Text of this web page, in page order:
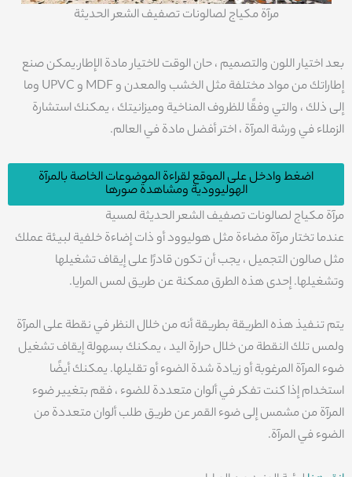
مرآة مكياج لصالونات تصفيف الشعر الحديثة
بعد اختيار اللون والتصميم ، حان الوقت لاختيار مادة الإطار.يمكن صنع
إطاراتك من مواد مختلفة مثل الخشب والمعدن و MDF و UPVC وما
إلى ذلك ، والتي وفقًا للظروف المناخية وميزانيتك ، يمكنك استشارة
الزملاء في ورشة المرآة ، اختر أفضل مادة في العالم.
اضغط وادخل على الموقع لقراءة الموضوعات الخاصة بالمرآة
الهوليوودية ومشاهدة صورها
مرآة مكياج لصالونات تصفيف الشعر الحديثة لمسية
عندما تختار مرآة مضاءة مثل هوليوود أو ذات إضاءة خلفية لبيئة عملك
مثل صالون التجميل ، يجب أن تكون قادرًا على إيقاف تشغيلها
وتشغيلها. إحدى هذه الطرق ممكنة عن طريق لمس المرايا.
يتم تنفيذ هذه الطريقة بطريقة أنه من خلال النظر في نقطة على المرآة
ولمس تلك النقطة من خلال حرارة اليد ، يمكنك بسهولة إيقاف تشغيل
ضوء المرآة المرغوبة أو زيادة شدة الضوء أو تقليلها. يمكنك أيضًا
استخدام إذا كنت تفكر في ألوان متعددة للضوء ، فقم بتغيير ضوء
المرآة من مشمس إلى ضوء القمر عن طريق طلب ألوان متعددة من
الضوء في المرآة.